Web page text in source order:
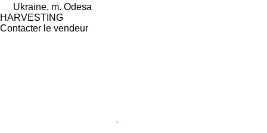
Ukraine, m. Odesa
HARVESTING
Contacter le vendeur